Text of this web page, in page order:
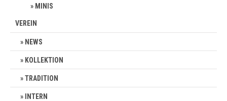
MINIS
VEREIN
NEWS
KOLLEKTION
TRADITION
INTERN